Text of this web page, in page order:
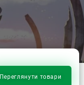
Переглянути товари